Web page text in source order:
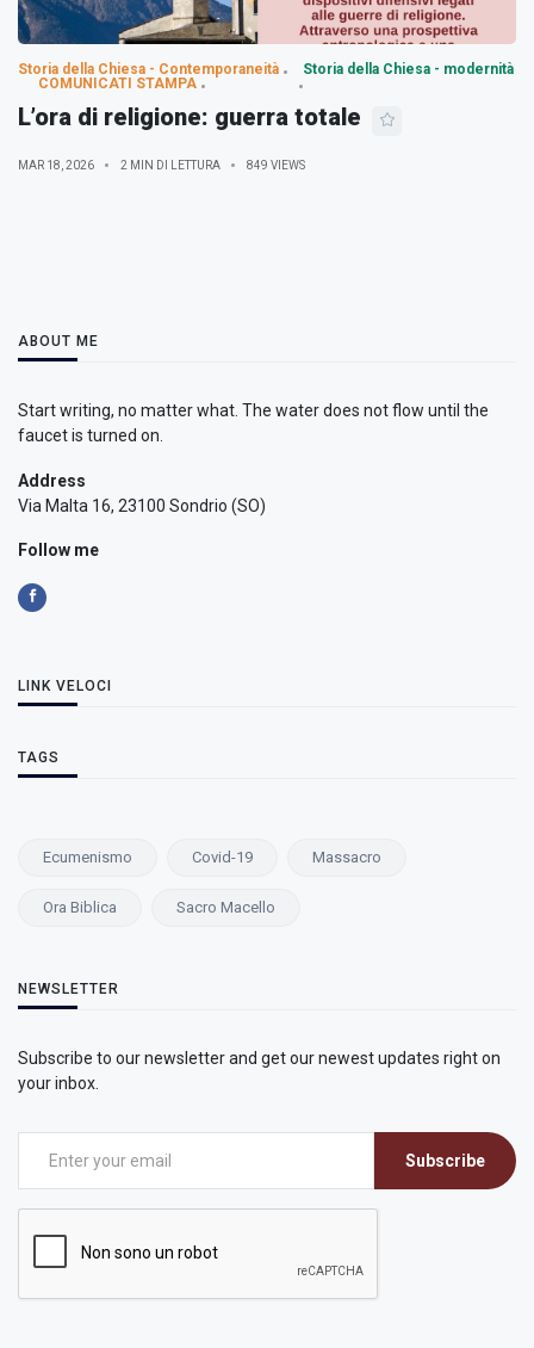
Storia della Chiesa - Contemporaneità
Storia della Chiesa - modernità
COMUNICATI STAMPA
L’ora di religione: guerra totale
MAR 18, 2026 2 MIN DI LETTURA 849 VIEWS
ABOUT ME
Start writing, no matter what. The water does not flow until the
faucet is turned on.
Address
Via Malta 16, 23100 Sondrio (SO)
Follow me
LINK VELOCI
TAGS
Ecumenismo Covid-19 Massacro
Ora Biblica Sacro Macello
NEWSLETTER
Subscribe to our newsletter and get our newest updates right on
your inbox.
Subscribe